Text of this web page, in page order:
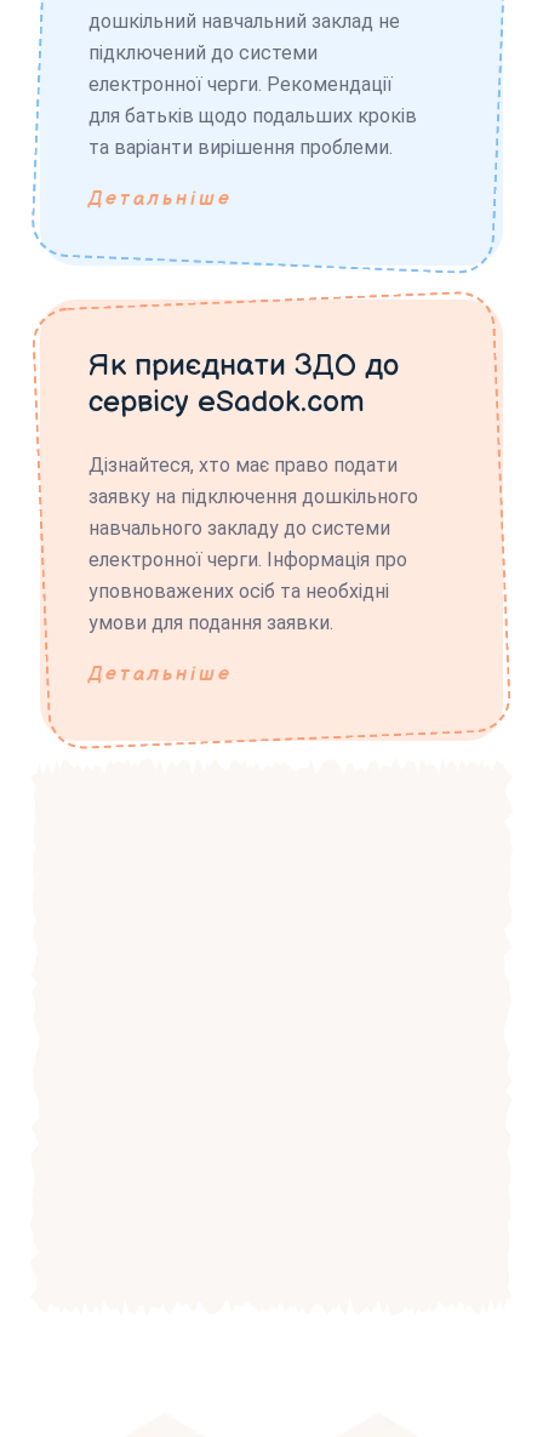
дошкільний навчальний заклад не
підключений до системи
електронної черги. Рекомендації
для батьків щодо подальших кроків
та варіанти вирішення проблеми.
Детальніше
Як приєднати ЗДО до
сервісу eSadok.com
Дізнайтеся, хто має право подати
заявку на підключення дошкільного
навчального закладу до системи
електронної черги. Інформація про
уповноважених осіб та необхідні
умови для подання заявки.
Детальніше